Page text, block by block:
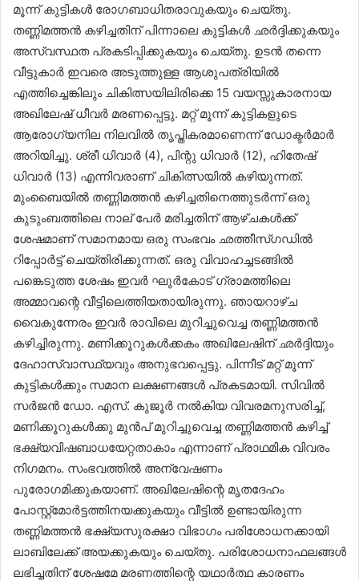
മൂന്ന് കുട്ടികൾ രോഗബാധിതരാവുകയും ചെയ്തു.
തണ്ണിമത്തൻ കഴിച്ചതിന് പിന്നാലെ കുട്ടികൾ ഛർദ്ദിക്കുകയും
അസ്വസ്ഥത പ്രകടിപ്പിക്കുകയും ചെയ്തു. ഉടൻ തന്നെ
വീട്ടുകാർ ഇവരെ അടുത്തുള്ള ആശുപത്രിയിൽ
എത്തിച്ചെങ്കിലും ചികിത്സയിലിരിക്കെ 15 വയസ്സുകാരനായ
അഖിലേഷ് ധീവർ മരണപ്പെട്ടു. മറ്റ് മൂന്ന് കുട്ടികളുടെ
ആരോഗ്യനില നിലവിൽ തൃപ്തികരമാണെന്ന് ഡോക്ടർമാർ
അറിയിച്ചു. ശ്രീ ധിവാർ (4), പിന്റു ധിവാർ (12), ഹിതേഷ്
ധിവാർ (13) എന്നിവരാണ് ചികിത്സയിൽ കഴിയുന്നത്.
മുംബൈയിൽ തണ്ണിമത്തൻ കഴിച്ചതിനെത്തുടർന്ന് ഒരു
കുടുംബത്തിലെ നാല് പേർ മരിച്ചതിന് ആഴ്ചകൾക്ക്
ശേഷമാണ് സമാനമായ ഒരു സംഭവം ഛത്തീസ്ഗഡിൽ
റിപ്പോർട്ട് ചെയ്തിരിക്കുന്നത്. ഒരു വിവാഹച്ചടങ്ങിൽ
പങ്കെടുത്ത ശേഷം ഇവർ ഘുര്‍കോട് ഗ്രാമത്തിലെ
അമ്മാവന്റെ വീട്ടിലെത്തിയതായിരുന്നു. ഞായറാഴ്ച
വൈകുന്നേരം ഇവർ രാവിലെ മുറിച്ചുവെച്ച തണ്ണിമത്തൻ
കഴിച്ചിരുന്നു. മണിക്കൂറുകൾക്കകം അഖിലേഷിന് ഛർദ്ദിയും
ദേഹാസ്വാസ്ഥ്യവും അനുഭവപ്പെട്ടു. പിന്നീട് മറ്റ് മൂന്ന്
കുട്ടികൾക്കും സമാന ലക്ഷണങ്ങൾ പ്രകടമായി. സിവിൽ
സർജൻ ഡോ. എസ്. കുജൂർ നൽകിയ വിവരമനുസരിച്ച്,
മണിക്കൂറുകൾക്കു മുൻപ് മുറിച്ചുവെച്ച തണ്ണിമത്തൻ കഴിച്ച്
ഭക്ഷ്യവിഷബാധയേറ്റതാകാം എന്നാണ് പ്രാഥമിക വിവരം
നിഗമനം. സംഭവത്തിൽ അന്വേഷണം
പുരോഗമിക്കുകയാണ്. അഖിലേഷിന്റെ മൃതദേഹം
പോസ്റ്റ്മോർട്ടത്തിനയക്കുകയും വീട്ടിൽ ഉണ്ടായിരുന്ന
തണ്ണിമത്തൻ ഭക്ഷ്യസുരക്ഷാ വിഭാഗം പരിശോധനക്കായി
ലാബിലേക്ക് അയക്കുകയും ചെയ്തു. പരിശോധനാഫലങ്ങൾ
ലഭിച്ചതിന് ശേഷമേ മരണത്തിന്റെ യഥാർത്ഥ കാരണം